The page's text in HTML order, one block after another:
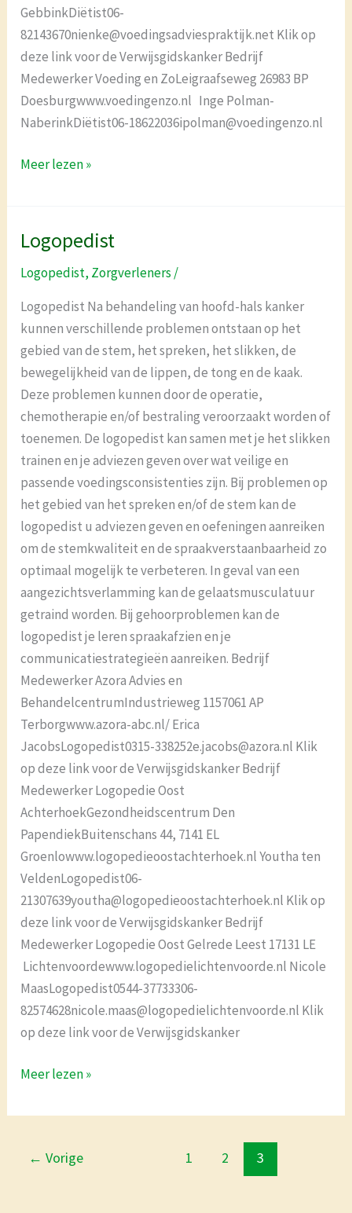
GebbinkDiëtist06-
82143670nienke@voedingsadviespraktijk.net Klik op
deze link voor de Verwijsgidskanker Bedrijf
Medewerker Voeding en ZoLeigraafseweg 26983 BP
Doesburgwww.voedingenzo.nl Inge Polman-
NaberinkDiëtist06-18622036ipolman@voedingenzo.nl
Meer lezen »
Logopedist
Logopedist, Zorgverleners /
Logopedist Na behandeling van hoofd-hals kanker
kunnen verschillende problemen ontstaan op het
gebied van de stem, het spreken, het slikken, de
bewegelijkheid van de lippen, de tong en de kaak.
Deze problemen kunnen door de operatie,
chemotherapie en/of bestraling veroorzaakt worden of
toenemen. De logopedist kan samen met je het slikken
trainen en je adviezen geven over wat veilige en
passende voedingsconsistenties zijn. Bij problemen op
het gebied van het spreken en/of de stem kan de
logopedist u adviezen geven en oefeningen aanreiken
om de stemkwaliteit en de spraakverstaanbaarheid zo
optimaal mogelijk te verbeteren. In geval van een
aangezichtsverlamming kan de gelaatsmusculatuur
getraind worden. Bij gehoorproblemen kan de
logopedist je leren spraakafzien en je
communicatiestrategieën aanreiken. Bedrijf
Medewerker Azora Advies en
BehandelcentrumIndustrieweg 1157061 AP
Terborgwww.azora-abc.nl/ Erica
JacobsLogopedist0315-338252e.jacobs@azora.nl Klik
op deze link voor de Verwijsgidskanker Bedrijf
Medewerker Logopedie Oost
AchterhoekGezondheidscentrum Den
PapendiekBuitenschans 44, 7141 EL
Groenlowww.logopedieoostachterhoek.nl Youtha ten
VeldenLogopedist06-
21307639youtha@logopedieoostachterhoek.nl Klik op
deze link voor de Verwijsgidskanker Bedrijf
Medewerker Logopedie Oost Gelrede Leest 17131 LE
Lichtenvoordewww.logopedielichtenvoorde.nl Nicole
MaasLogopedist0544-37733306-
82574628nicole.maas@logopedielichtenvoorde.nl Klik
op deze link voor de Verwijsgidskanker
Logopedist
Meer lezen »
← Vorige 1 2 3